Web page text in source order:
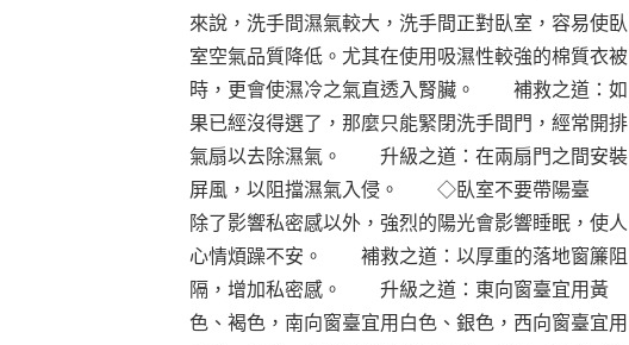
來說，洗手間濕氣較大，洗手間正對臥室，容易使臥
室空氣品質降低。尤其在使用吸濕性較強的棉質衣被
時，更會使濕冷之氣直透入腎臟。 補救之道：如
果已經沒得選了，那麼只能緊閉洗手間門，經常開排
氣扇以去除濕氣。 升級之道：在兩扇門之間安裝
屏風，以阻擋濕氣入侵。 ◇臥室不要帶陽臺
除了影響私密感以外，強烈的陽光會影響睡眠，使人
心情煩躁不安。 補救之道：以厚重的落地窗簾阻
隔，增加私密感。 升級之道：東向窗臺宜用黃
色、褐色，南向窗臺宜用白色、銀色，西向窗臺宜用